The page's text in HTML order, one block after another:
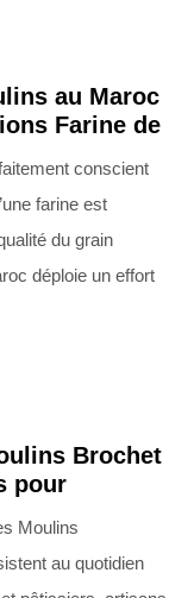
au Maroc
Farine de
conscient
farine est
du grain
déploie un effort
Brochet
pour
Moulins
au quotidien